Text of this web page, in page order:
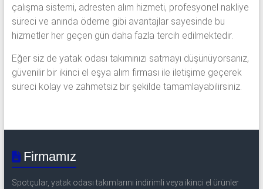
çalışma sistemi, adresten alım hizmeti, profesyonel nakliye
süreci ve anında ödeme gibi avantajlar sayesinde bu
hizmetler her geçen gün daha fazla tercih edilmektedir.
Eğer siz de yatak odası takımınızı satmayı düşünüyorsanız,
güvenilir bir ikinci el eşya alım firması ile iletişime geçerek
süreci kolay ve zahmetsiz bir şekilde tamamlayabilirsiniz.
Firmamız
Spotçular, yatak odası takımlarını indirimli veya ikinci el ürünler